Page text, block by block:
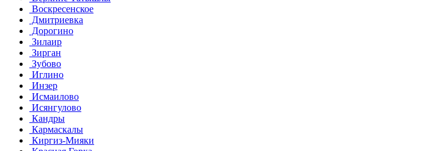
Воскресенское
Дмитриевка
Дорогино
Зилаир
Зирган
Зубово
Иглино
Инзер
Исмаилово
Исянгулово
Кандры
Кармаскалы
Киргиз-Мияки